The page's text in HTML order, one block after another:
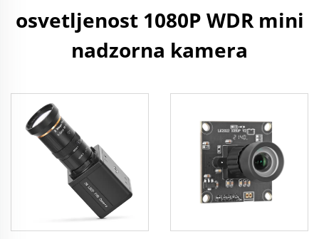
osvetljenost 1080P WDR mini
nadzorna kamera